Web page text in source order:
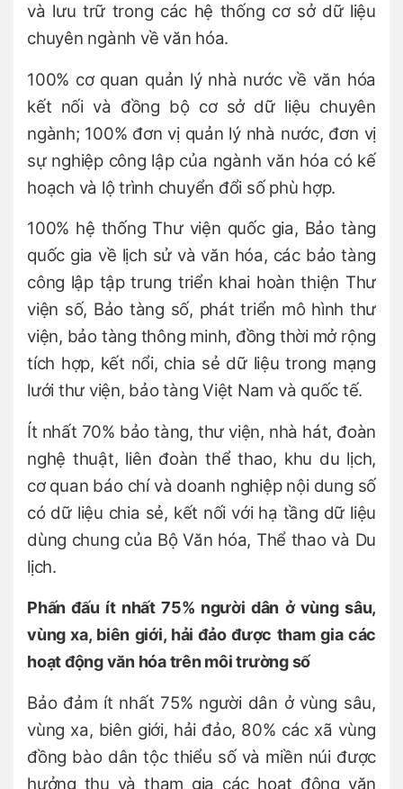
và lưu trữ trong các hệ thống cơ sở dữ liệu
chuyên ngành về văn hóa.
100% cơ quan quản lý nhà nước về văn hóa
kết nối và đồng bộ cơ sở dữ liệu chuyên
ngành; 100% đơn vị quản lý nhà nước, đơn vị
sự nghiệp công lập của ngành văn hóa có kế
hoạch và lộ trình chuyển đổi số phù hợp.
100% hệ thống Thư viện quốc gia, Bảo tàng
quốc gia về lịch sử và văn hóa, các bảo tàng
công lập tập trung triển khai hoàn thiện Thư
viện số, Bảo tàng số, phát triển mô hình thư
viện, bảo tàng thông minh, đồng thời mở rộng
tích hợp, kết nổi, chia sẻ dữ liệu trong mạng
lưới thư viện, bảo tàng Việt Nam và quốc tế.
Ít nhất 70% bảo tàng, thư viện, nhà hát, đoàn
nghệ thuật, liên đoàn thể thao, khu du lịch,
cơ quan báo chí và doanh nghiệp nội dung số
có dữ liệu chia sẻ, kết nối với hạ tầng dữ liệu
dùng chung của Bộ Văn hóa, Thể thao và Du
lịch.
Phấn đấu ít nhất 75% người dân ở vùng sâu,
vùng xa, biên giới, hải đảo được tham gia các
hoạt động văn hóa trên môi trường số
Bảo đảm ít nhất 75% người dân ở vùng sâu,
vùng xa, biên giới, hải đảo, 80% các xã vùng
đồng bào dân tộc thiểu số và miền núi được
hưởng thụ và tham gia các hoạt động văn